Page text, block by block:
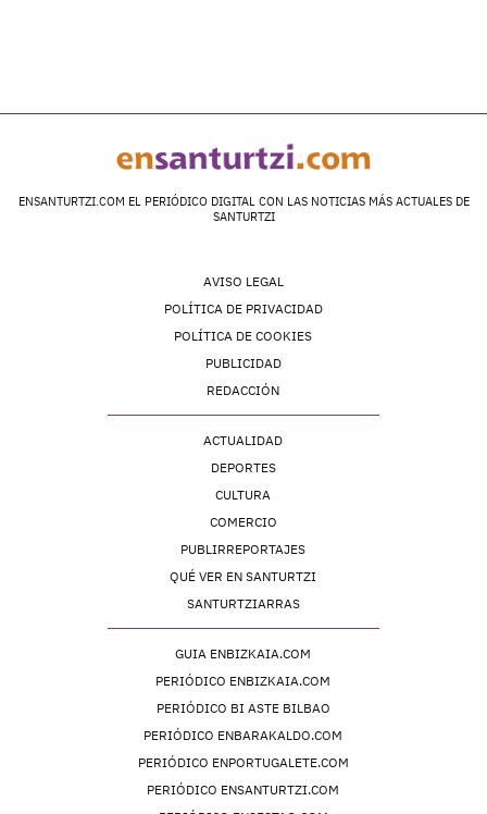
ENSANTURTZI.COM EL PERIÓDICO DIGITAL CON LAS NOTICIAS MÁS ACTUALES DE
SANTURTZI
AVISO LEGAL
POLÍTICA DE PRIVACIDAD
POLÍTICA DE COOKIES
PUBLICIDAD
REDACCIÓN
ACTUALIDAD
DEPORTES
CULTURA
COMERCIO
PUBLIRREPORTAJES
QUÉ VER EN SANTURTZI
SANTURTZIARRAS
GUIA ENBIZKAIA.COM
PERIÓDICO ENBIZKAIA.COM
PERIÓDICO BI ASTE BILBAO
PERIÓDICO ENBARAKALDO.COM
PERIÓDICO ENPORTUGALETE.COM
PERIÓDICO ENSANTURTZI.COM